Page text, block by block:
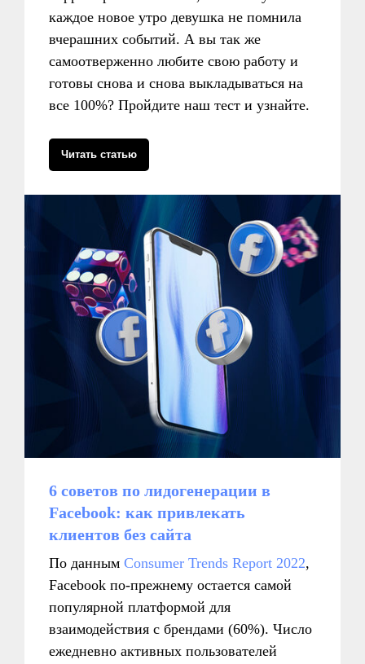
каждое новое утро девушка не помнила
вчерашних событий. А вы так же
самоотверженно любите свою работу и
готовы снова и снова выкладываться на
все 100%? Пройдите наш тест и узнайте.
Читать статью
6 советов по лидогенерации в
Facebook: как привлекать
клиентов без сайта
По данным Consumer Trends Report 2022,
Facebook по-прежнему остается самой
популярной платформой для
взаимодействия с брендами (60%). Число
ежедневно активных пользователей
в контексте диджитал
Больше полезного контента — в нашем
Telegram-канале. Подписывайтесь!
Подписаться
Читайте также